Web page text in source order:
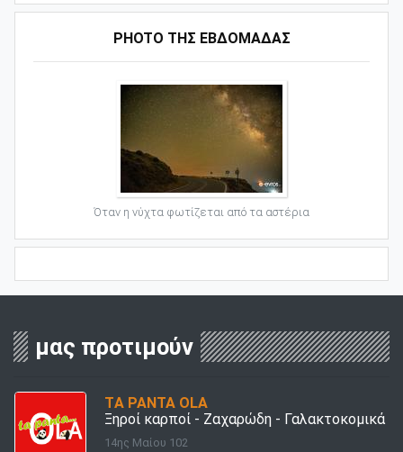
PHOTO ΤΗΣ ΕΒΔΟΜΑΔΑΣ
Όταν η νύχτα φωτίζεται από τα αστέρια
μας προτιμούν
TΑ PANTA OLA
Ξηροί καρποί - Ζαχαρώδη - Γαλακτοκομικά
14ης Μαίου 102